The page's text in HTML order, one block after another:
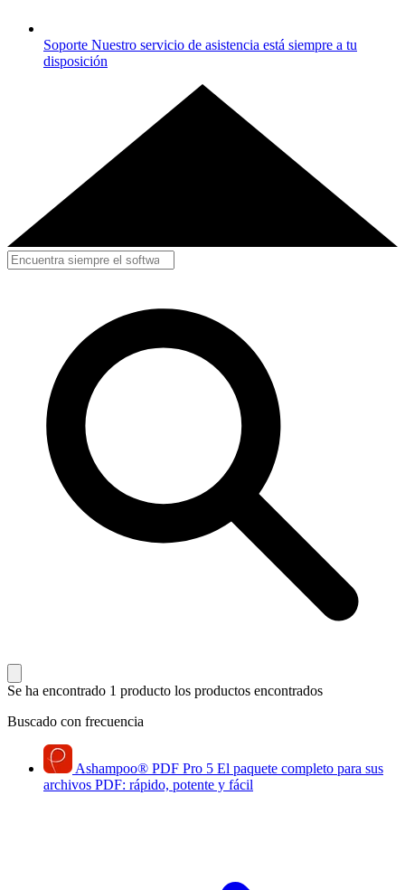
Soporte Nuestro servicio de asistencia está siempre a tu
disposición
Se ha encontrado 1 producto los productos encontrados
Buscado con frecuencia
Ashampoo® PDF Pro 5 El paquete completo para sus
archivos PDF: rápido, potente y fácil